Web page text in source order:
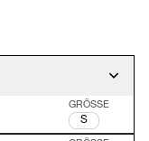
S